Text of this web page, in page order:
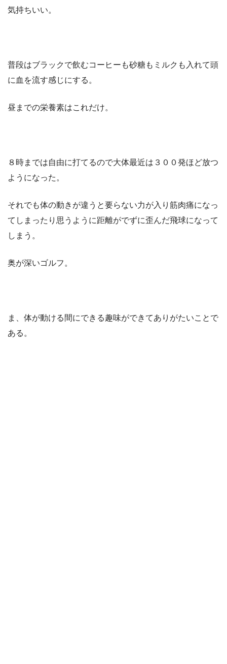
気持ちいい。
普段はブラックで飲むコーヒーも砂糖もミルクも入れて頭
に血を流す感じにする。
昼までの栄養素はこれだけ。
８時までは自由に打てるので大体最近は３００発ほど放つ
ようになった。
それでも体の動きが違うと要らない力が入り筋肉痛になっ
てしまったり思うように距離がでずに歪んだ飛球になって
しまう。
奥が深いゴルフ。
ま、体が動ける間にできる趣味ができてありがたいことで
ある。